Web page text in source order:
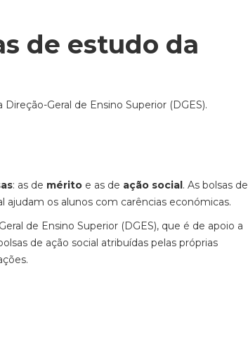
de estudo da
Geral de Ensino Superior (DGES).
: as de mérito e as de ação social. As bolsas de
os alunos com carências económicas.
de Ensino Superior (DGES), que é de apoio a
de ação social atribuídas pelas próprias